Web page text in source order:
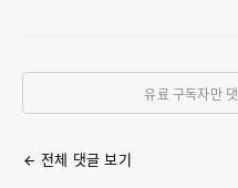
유료 구독자만
arrow_back 전체 댓글 보기